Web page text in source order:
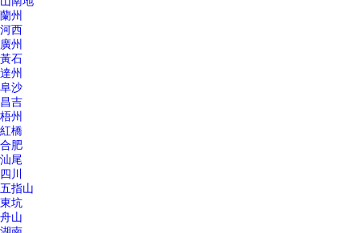
蘭州
河西
廣州
黃石
達州
阜沙
昌吉
梧州
紅橋
合肥
汕尾
四川
五指山
東坑
舟山